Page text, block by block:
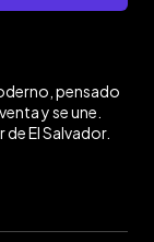
pensado
y se une.
El Salvador.